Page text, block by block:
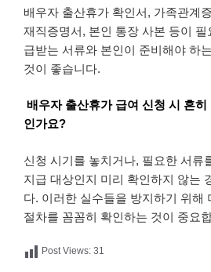
배우자 출산휴가 확인서, 가족관계
재직증명서, 본인 통장 사본 등이
급받는 서류와 본인이 준비해야 하
것이 좋습니다.
배우자 출산휴가 급여 신청 시 흔
인가요?
신청 시기를 놓치거나, 필요한 서류
지급 대상인지 미리 확인하지 않는
다. 이러한 실수들을 방지하기 위해
절차를 꼼꼼히 확인하는 것이 중요
Post Views: 31